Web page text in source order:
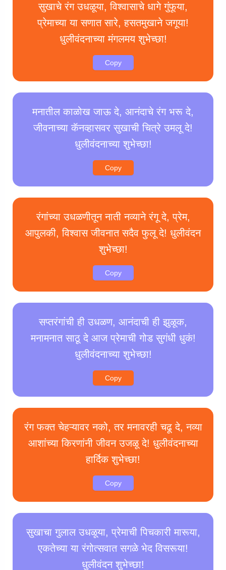
सुखाचे रंग उधळूया, विश्वासाचे धागे गुंफूया,
प्रेमाच्या या सणात सारे, हसतमुखाने जगूया!
धुलीवंदनाच्या मंगलमय शुभेच्छा!
Copy
मनातील काळोख जाऊ दे, आनंदाचे रंग भरू दे,
जीवनाच्या कॅनव्हासवर सुखाची चित्रे उमलू दे!
धुलीवंदनाच्या शुभेच्छा!
Copy
रंगांच्या उधळणीतून नाती नव्याने रंगू दे, प्रेम,
आपुलकी, विश्वास जीवनात सदैव फुलू दे! धुलीवंदन
शुभेच्छा!
Copy
सप्तरंगांची ही उधळण, आनंदाची ही झुळूक,
मनामनात साठू दे आज प्रेमाची गोड सुगंधी धुकं!
धुलीवंदनाच्या शुभेच्छा!
Copy
रंग फक्त चेहऱ्यावर नको, तर मनावरही चढू दे, नव्या
आशांच्या किरणांनी जीवन उजळू दे! धुलीवंदनाच्या
हार्दिक शुभेच्छा!
Copy
सुखाचा गुलाल उधळूया, प्रेमाची पिचकारी मारूया,
एकतेच्या या रंगोत्सवात सगळे भेद विसरूया!
धुलीवंदन शुभेच्छा!